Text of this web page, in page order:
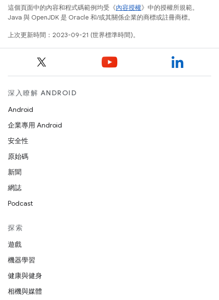
這個頁面中的內容和程式碼範例均受《內容授權》中的授權所規範。
Java 與 OpenJDK 是 Oracle 和/或其關係企業的商標或註冊商標。
上次更新時間：2023-09-21 (世界標準時間)。
深入瞭解 ANDROID
Android
企業專用 Android
安全性
原始碼
新聞
網誌
Podcast
探索
遊戲
機器學習
健康與健身
相機與媒體